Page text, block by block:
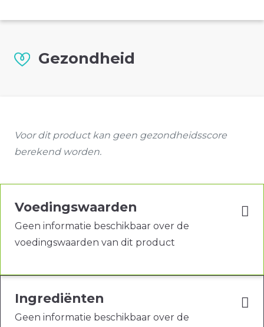
Gezondheid
Voor dit product kan geen gezondheidsscore
berekend worden.
Voedingswaarden
Geen informatie beschikbaar over de
voedingswaarden van dit product
Ingrediënten
Geen informatie beschikbaar over de